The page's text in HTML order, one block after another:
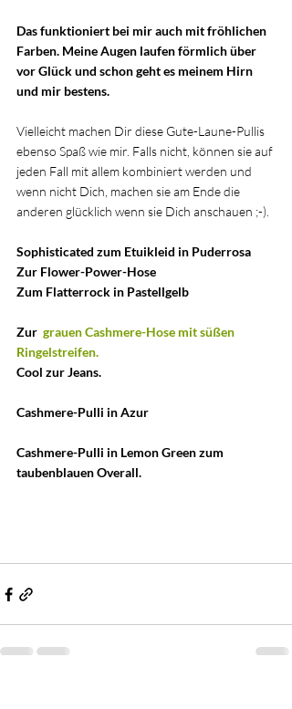
Das funktioniert bei mir auch mit fröhlichen
Farben. Meine Augen laufen förmlich über
vor Glück und schon geht es meinem Hirn
und mir bestens.
Vielleicht machen Dir diese Gute-Laune-Pullis
ebenso Spaß wie mir. Falls nicht, können sie auf
jeden Fall mit allem kombiniert werden und
wenn nicht Dich, machen sie am Ende die
anderen glücklich wenn sie Dich anschauen ;-).
Sophisticated zum Etuikleid in Puderrosa
Zur Flower-Power-Hose
Zum Flatterrock in Pastellgelb
Zur grauen Cashmere-Hose mit süßen
Ringelstreifen.
Cool zur Jeans.
Cashmere-Pulli in Azur
Cashmere-Pulli in Lemon Green zum
taubenblauen Overall.